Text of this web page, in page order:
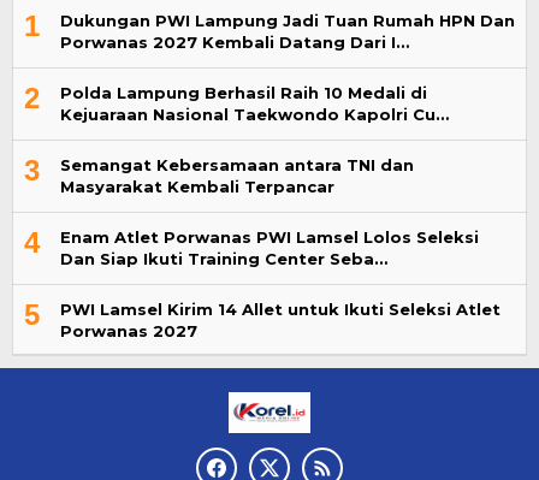
1
Dukungan PWI Lampung Jadi Tuan Rumah HPN Dan
Porwanas 2027 Kembali Datang Dari I…
2
Polda Lampung Berhasil Raih 10 Medali di
Kejuaraan Nasional Taekwondo Kapolri Cu…
3
Semangat Kebersamaan antara TNI dan
Masyarakat Kembali Terpancar
4
Enam Atlet Porwanas PWI Lamsel Lolos Seleksi
Dan Siap Ikuti Training Center Seba…
5
PWI Lamsel Kirim 14 Allet untuk Ikuti Seleksi Atlet
Porwanas 2027